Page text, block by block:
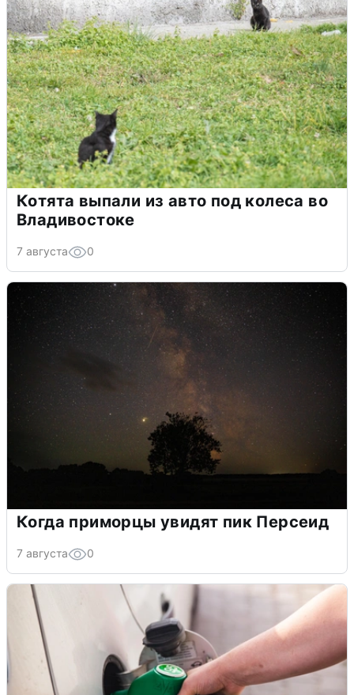
Котята выпали из авто под колеса во
Владивостоке
7 августа 0
Когда приморцы увидят пик Персеид
7 августа 0